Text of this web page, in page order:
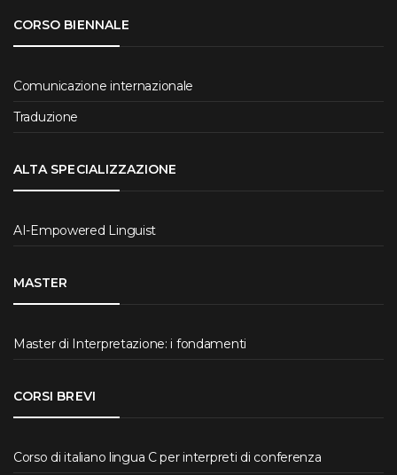
CORSO BIENNALE
Comunicazione internazionale
Traduzione
ALTA SPECIALIZZAZIONE
AI-Empowered Linguist
MASTER
Master di Interpretazione: i fondamenti
CORSI BREVI
Corso di italiano lingua C per interpreti di conferenza